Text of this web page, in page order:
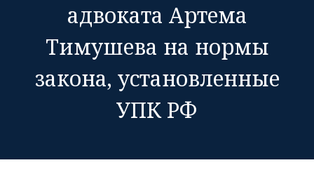
адвоката Артема
Тимушева на нормы
закона, установленные
УПК РФ